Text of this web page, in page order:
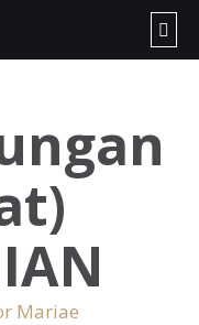
Mariae